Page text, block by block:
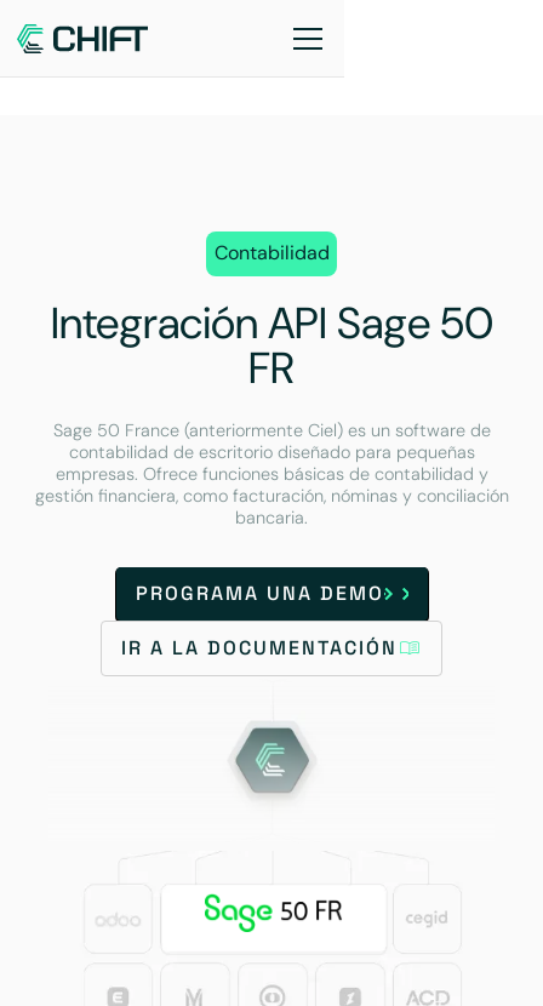
Contabilidad
Integración API Sage 50
FR
Sage 50 France (anteriormente Ciel) es un software de
contabilidad de escritorio diseñado para pequeñas
empresas. Ofrece funciones básicas de contabilidad y
gestión financiera, como facturación, nóminas y conciliación
bancaria.
PROGRAMA UNA DEMO
IR A LA DOCUMENTACIÓN